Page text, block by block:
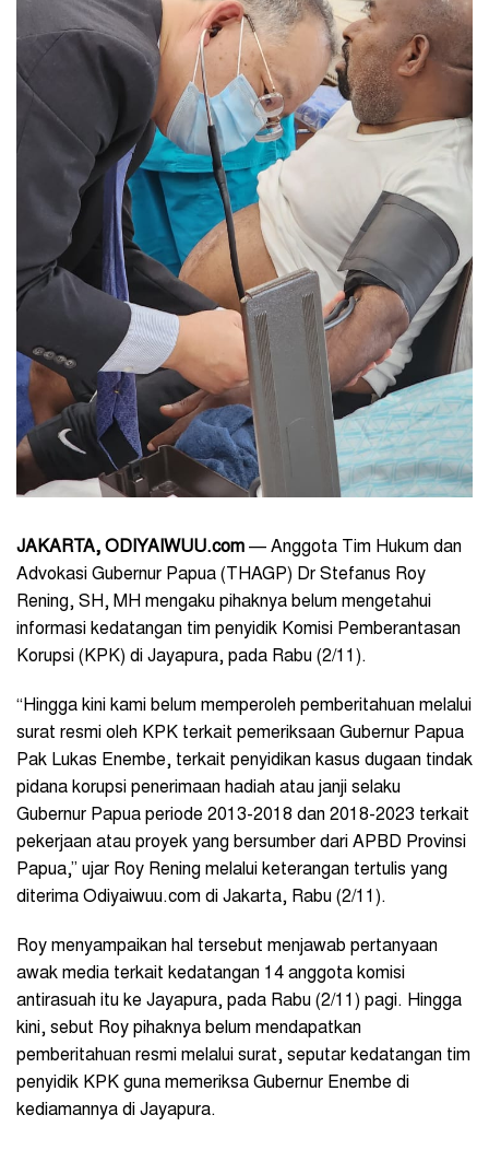
JAKARTA, ODIYAIWUU.com — Anggota Tim Hukum dan
Advokasi Gubernur Papua (THAGP) Dr Stefanus Roy
Rening, SH, MH mengaku pihaknya belum mengetahui
informasi kedatangan tim penyidik Komisi Pemberantasan
Korupsi (KPK) di Jayapura, pada Rabu (2/11).
“Hingga kini kami belum memperoleh pemberitahuan melalui
surat resmi oleh KPK terkait pemeriksaan Gubernur Papua
Pak Lukas Enembe, terkait penyidikan kasus dugaan tindak
pidana korupsi penerimaan hadiah atau janji selaku
Gubernur Papua periode 2013-2018 dan 2018-2023 terkait
pekerjaan atau proyek yang bersumber dari APBD Provinsi
Papua,” ujar Roy Rening melalui keterangan tertulis yang
diterima Odiyaiwuu.com di Jakarta, Rabu (2/11).
Roy menyampaikan hal tersebut menjawab pertanyaan
awak media terkait kedatangan 14 anggota komisi
antirasuah itu ke Jayapura, pada Rabu (2/11) pagi. Hingga
kini, sebut Roy pihaknya belum mendapatkan
pemberitahuan resmi melalui surat, seputar kedatangan tim
penyidik KPK guna memeriksa Gubernur Enembe di
kediamannya di Jayapura.